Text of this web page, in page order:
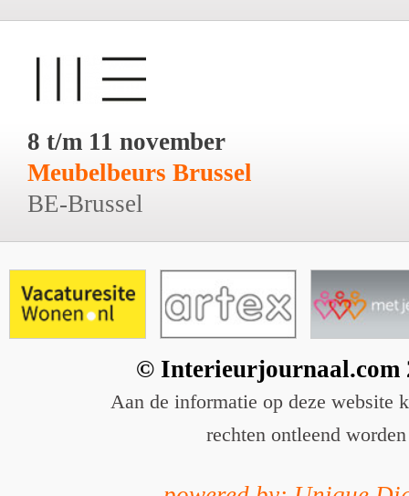
8 t/m 11 november
Meubelbeurs Brussel
BE-Brussel
© Interieurjournaal.com
Aan de informatie op deze website
rechten ontleend worden